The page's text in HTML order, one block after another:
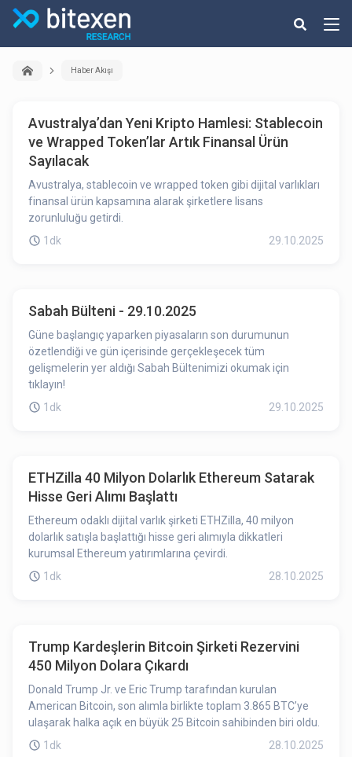
Haber Akışı
Avustralya’dan Yeni Kripto Hamlesi: Stablecoin
ve Wrapped Token’lar Artık Finansal Ürün
Sayılacak
Avustralya, stablecoin ve wrapped token gibi dijital varlıkları
finansal ürün kapsamına alarak şirketlere lisans
zorunluluğu getirdi.
1dk
29.10.2025
Sabah Bülteni - 29.10.2025
Güne başlangıç yaparken piyasaların son durumunun
özetlendiği ve gün içerisinde gerçekleşecek tüm
gelişmelerin yer aldığı Sabah Bültenimizi okumak için
tıklayın!
1dk
29.10.2025
ETHZilla 40 Milyon Dolarlık Ethereum Satarak
Hisse Geri Alımı Başlattı
Ethereum odaklı dijital varlık şirketi ETHZilla, 40 milyon
dolarlık satışla başlattığı hisse geri alımıyla dikkatleri
kurumsal Ethereum yatırımlarına çevirdi.
1dk
28.10.2025
Trump Kardeşlerin Bitcoin Şirketi Rezervini
450 Milyon Dolara Çıkardı
Donald Trump Jr. ve Eric Trump tarafından kurulan
American Bitcoin, son alımla birlikte toplam 3.865 BTC’ye
ulaşarak halka açık en büyük 25 Bitcoin sahibinden biri oldu.
1dk
28.10.2025